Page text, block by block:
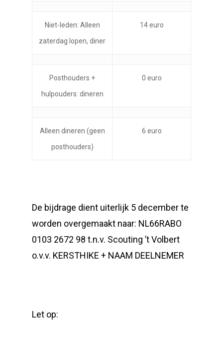
Niet-leden: Alleen
zaterdag lopen, diner
14 euro
Posthouders +
hulpouders: dineren
0 euro
Alleen dineren (geen
posthouders)
6 euro
De bijdrage dient uiterlijk 5 december te
worden overgemaakt naar: NL66RABO
0103 2672 98 t.n.v. Scouting ’t Volbert
o.v.v. KERSTHIKE + NAAM DEELNEMER
Let op: